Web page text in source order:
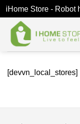
iHome Store - Robot
content
[devvn_local_stores]